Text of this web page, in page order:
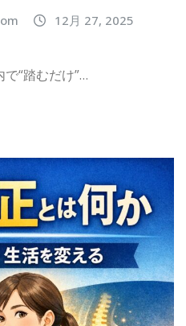
12月 27, 2025
“踏むだけ”…